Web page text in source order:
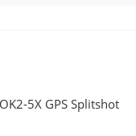
5X GPS Splitshot